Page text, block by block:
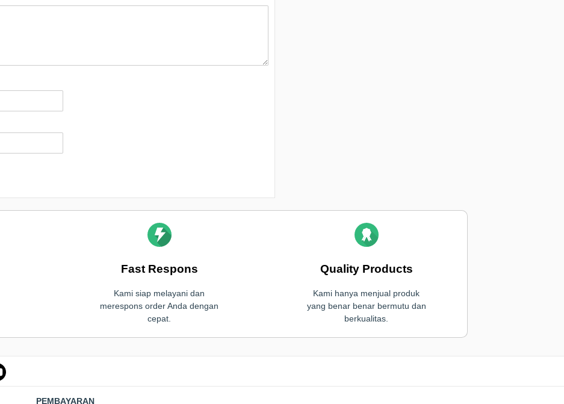
Fast Respons
Kami siap melayani dan
merespons order Anda dengan
cepat.
Quality Products
Kami hanya menjual produk
yang benar benar bermutu dan
berkualitas.
PEMBAYARAN